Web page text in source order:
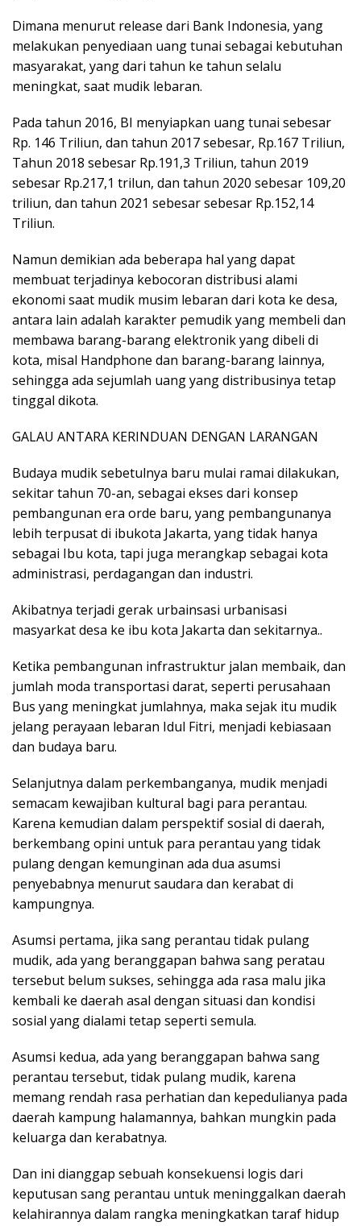
Dimana menurut release dari Bank Indonesia, yang
melakukan penyediaan uang tunai sebagai kebutuhan
masyarakat, yang dari tahun ke tahun selalu
meningkat, saat mudik lebaran.
Pada tahun 2016, BI menyiapkan uang tunai sebesar
Rp. 146 Triliun, dan tahun 2017 sebesar, Rp.167 Triliun,
Tahun 2018 sebesar Rp.191,3 Triliun, tahun 2019
sebesar Rp.217,1 trilun, dan tahun 2020 sebesar 109,20
triliun, dan tahun 2021 sebesar sebesar Rp.152,14
Triliun.
Namun demikian ada beberapa hal yang dapat
membuat terjadinya kebocoran distribusi alami
ekonomi saat mudik musim lebaran dari kota ke desa,
antara lain adalah karakter pemudik yang membeli dan
membawa barang-barang elektronik yang dibeli di
kota, misal Handphone dan barang-barang lainnya,
sehingga ada sejumlah uang yang distribusinya tetap
tinggal dikota.
GALAU ANTARA KERINDUAN DENGAN LARANGAN
Budaya mudik sebetulnya baru mulai ramai dilakukan,
sekitar tahun 70-an, sebagai ekses dari konsep
pembangunan era orde baru, yang pembangunanya
lebih terpusat di ibukota Jakarta, yang tidak hanya
sebagai Ibu kota, tapi juga merangkap sebagai kota
administrasi, perdagangan dan industri.
Akibatnya terjadi gerak urbainsasi urbanisasi
masyarkat desa ke ibu kota Jakarta dan sekitarnya..
Ketika pembangunan infrastruktur jalan membaik, dan
jumlah moda transportasi darat, seperti perusahaan
Bus yang meningkat jumlahnya, maka sejak itu mudik
jelang perayaan lebaran Idul Fitri, menjadi kebiasaan
dan budaya baru.
Selanjutnya dalam perkembanganya, mudik menjadi
semacam kewajiban kultural bagi para perantau.
Karena kemudian dalam perspektif sosial di daerah,
berkembang opini untuk para perantau yang tidak
pulang dengan kemunginan ada dua asumsi
penyebabnya menurut saudara dan kerabat di
kampungnya.
Asumsi pertama, jika sang perantau tidak pulang
mudik, ada yang beranggapan bahwa sang peratau
tersebut belum sukses, sehingga ada rasa malu jika
kembali ke daerah asal dengan situasi dan kondisi
sosial yang dialami tetap seperti semula.
Asumsi kedua, ada yang beranggapan bahwa sang
perantau tersebut, tidak pulang mudik, karena
memang rendah rasa perhatian dan kepedulianya pada
daerah kampung halamannya, bahkan mungkin pada
keluarga dan kerabatnya.
Dan ini dianggap sebuah konsekuensi logis dari
keputusan sang perantau untuk meninggalkan daerah
kelahirannya dalam rangka meningkatkan taraf hidup